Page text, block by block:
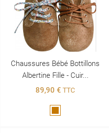
Chaussures Bébé Bottillons
Albertine Fille - Cuir...
89,90 € TTC